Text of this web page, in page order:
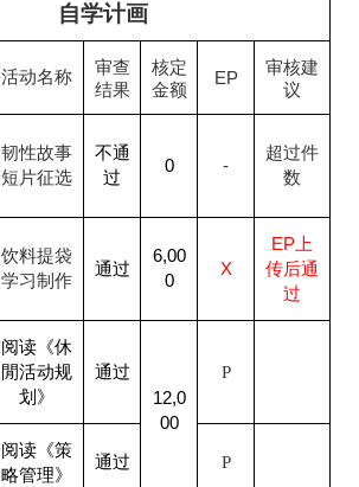
自学计画
活动名称
审查
结果
核定
金额
EP
审核建
议
韧性故事
短片征选
不通
过
0 -
超过件
数
饮料提袋
学习制作
通过
6,00
0
X
EP上
传后通
过
阅读《休
閒活动规
划》
通过
12,0
00
P
阅读《策
略管理》
通过 P